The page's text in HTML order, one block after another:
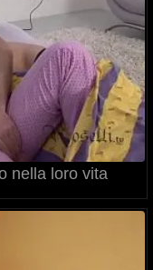
nella loro vita